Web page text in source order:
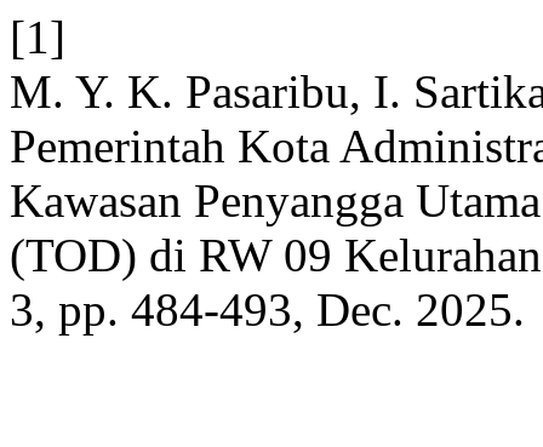
[1]
M. Y. K. Pasaribu, I.
Pemerintah Kota
Kawasan Penyangga
(TOD) di RW 09
3, pp. 484-493, Dec. 2025.